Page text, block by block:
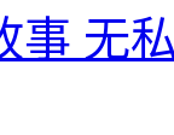
事 无